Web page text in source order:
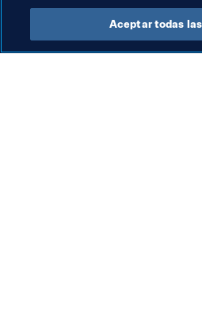
Aceptar todas